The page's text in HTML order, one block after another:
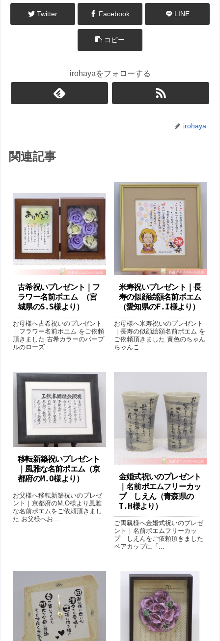
Twitter Facebook LINE
コピー
irohayaをフォローする
irohaya
関連記事
古希祝いプレゼント｜フ
ラワー名前ポエム （宮
城県のS.S様より ）
お母様へ古希祝いのプレゼント
｜フラワー名前ポエム をご依頼
頂きました 古希カラーのパープ
ルのローズ...
米寿祝いプレゼント｜長
寿の似顔絵額名前ポエム
（愛知県のF.I様より ）
お母様へ米寿祝いのプレゼント
｜長寿の似顔絵額名前ポエム を
ご依頼頂きました 黄色のちゃん
ちゃんこ...
移転新築祝いプレゼント
｜風雅な名前ポエム（京
都府のM.O様より ）
お父様へ移転新築祝いのプレゼ
ント｜京都府のM.O様より風雅
な名前ポエムをご依頼頂きまし
た お父様へお...
金婚式祝いのプレゼント
｜名前ポエムフリーカッ
プ しえん（青森県の
T.H様より ）
ご両親様へ金婚式祝いのプレゼ
ント｜名前ポエムフリーカッ
プ しえんをご依頼頂きました
ペアカップに「...